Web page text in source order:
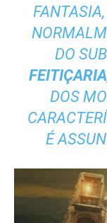
DO
FEITIÇARIA
DOS
É